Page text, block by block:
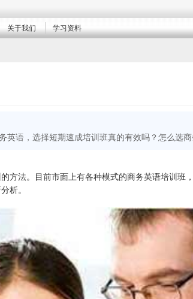
关于我们 学习资料
语，选择短期速成培训班真的有效吗？怎么选
方法。目前市面上有各种模式的商务英语培训
析。